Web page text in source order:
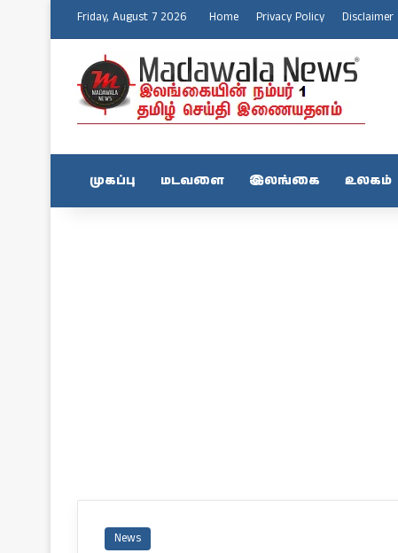
Friday, August 7 2026 Home Privacy Policy Disclaimer
முகப்பு மடவளை இலங்கை உலகம்
News